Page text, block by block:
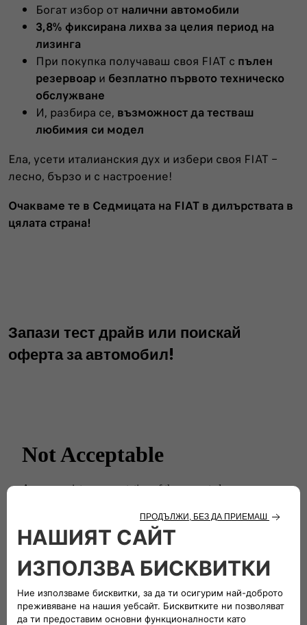
Богат избор от налични автомобили
3,8% фиксирана лихва за целия период на
лизинга
При покупка получаваш своя FIAT с пълен
резервоар и безплатно първото техническо
обслужване
И, разбира се, възможност да тестваш
любимия си модел
Ела, усети италианския дух и избери своя FIAT –
лесно, бързо и с настроение!
Очакваме те в Седмицата на FIAT в дилърствата в
цялата страна!
Запази тест драйв или поискай
оферта за автомобил!